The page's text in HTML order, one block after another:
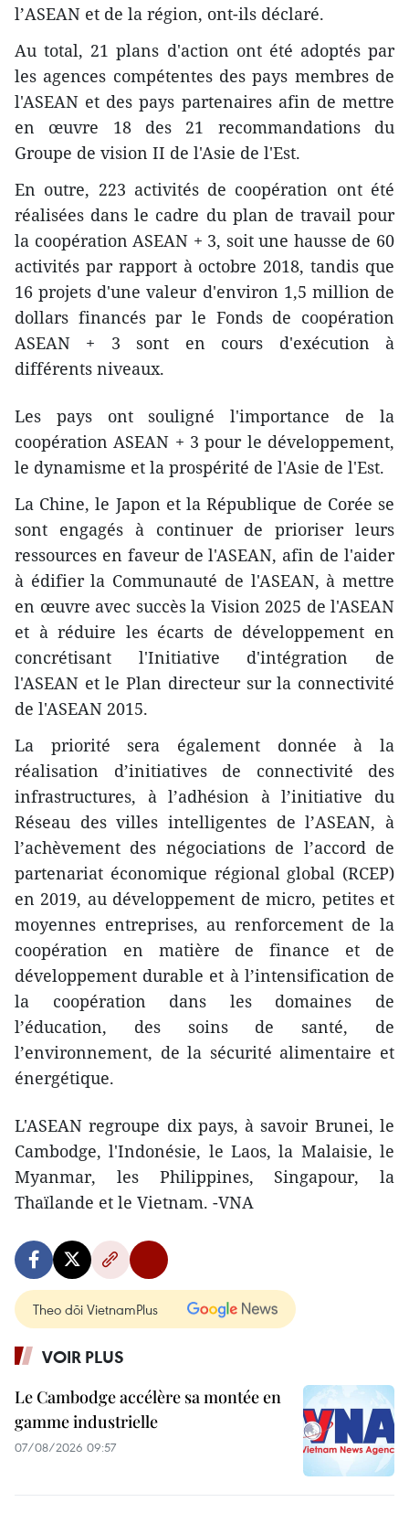
l’ASEAN et de la région, ont-ils déclaré.
Au total, 21 plans d'action ont été adoptés par
les agences compétentes des pays membres de
l'ASEAN et des pays partenaires afin de mettre
en œuvre 18 des 21 recommandations du
Groupe de vision II de l'Asie de l'Est.
En outre, 223 activités de coopération ont été
réalisées dans le cadre du plan de travail pour
la coopération ASEAN + 3, soit une hausse de 60
activités par rapport à octobre 2018, tandis que
16 projets d'une valeur d'environ 1,5 million de
dollars financés par le Fonds de coopération
ASEAN + 3 sont en cours d'exécution à
différents niveaux.
Les pays ont souligné l'importance de la
coopération ASEAN + 3 pour le développement,
le dynamisme et la prospérité de l'Asie de l'Est.
La Chine, le Japon et la République de Corée se
sont engagés à continuer de prioriser leurs
ressources en faveur de l'ASEAN, afin de l'aider
à édifier la Communauté de l'ASEAN, à mettre
en œuvre avec succès la Vision 2025 de l'ASEAN
et à réduire les écarts de développement en
concrétisant l'Initiative d'intégration de
l'ASEAN et le Plan directeur sur la connectivité
de l'ASEAN 2015.
La priorité sera également donnée à la
réalisation d’initiatives de connectivité des
infrastructures, à l’adhésion à l’initiative du
Réseau des villes intelligentes de l’ASEAN, à
l’achèvement des négociations de l’accord de
partenariat économique régional global (RCEP)
en 2019, au développement de micro, petites et
moyennes entreprises, au renforcement de la
coopération en matière de finance et de
développement durable et à l’intensification de
la coopération dans les domaines de
l’éducation, des soins de santé, de
l’environnement, de la sécurité alimentaire et
énergétique.
L'ASEAN regroupe dix pays, à savoir Brunei, le
Cambodge, l'Indonésie, le Laos, la Malaisie, le
Myanmar, les Philippines, Singapour, la
Thaïlande et le Vietnam. -VNA
Theo dõi VietnamPlus
VOIR PLUS
Le Cambodge accélère sa montée en
gamme industrielle
07/08/2026 09:57